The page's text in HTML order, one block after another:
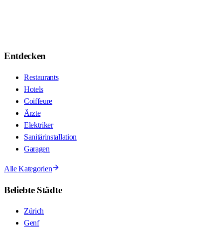
Entdecken
Restaurants
Hotels
Coiffeure
Ärzte
Elektriker
Sanitärinstallation
Garagen
Alle Kategorien
Beliebte Städte
Zürich
Genf